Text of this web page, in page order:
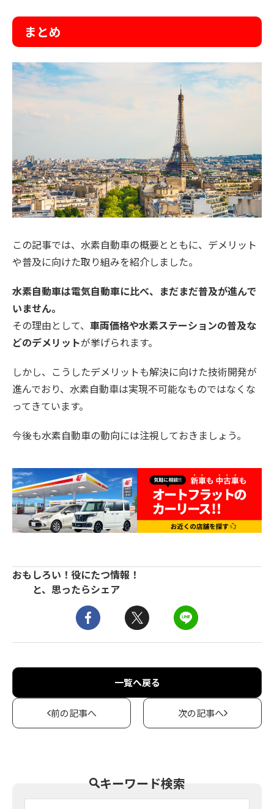
まとめ
この記事では、水素自動車の概要とともに、デメリット
や普及に向けた取り組みを紹介しました。
水素自動車は電気自動車に比べ、まだまだ普及が進んで
いません。
その理由として、 車両価格や水素ステーションの普及な
どのデメリットが挙げられます。
しかし、こうしたデメリットも解決に向けた技術開発が
進んでおり、水素自動車は実現不可能なものではなくな
ってきています。
今後も水素自動車の動向には注視しておきましょう。
おもしろい！役にたつ情報！
と、思ったらシェア
一覧へ戻る
前の記事へ 次の記事へ
キーワード検索